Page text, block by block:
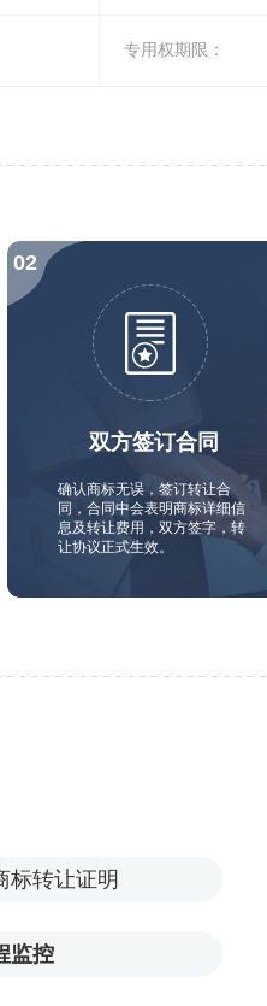
专用权期限：
双方签订合同
确认商标无误，签订转让合
同，合同中会表明商标详细信
息及转让费用，双方签字，转
让协议正式生效。
标转让证明
监控